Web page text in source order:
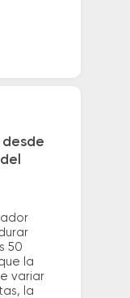
50
la
variar
la